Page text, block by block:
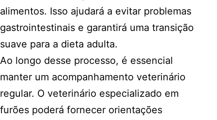
alimentos. Isso ajudará a evitar problemas
gastrointestinais e garantirá uma transição
suave para a dieta adulta.
Ao longo desse processo, é essencial
manter um acompanhamento veterinário
regular. O veterinário especializado em
furões poderá fornecer orientações